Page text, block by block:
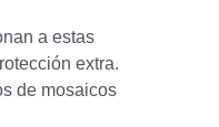
a estas
extra.
de mosaicos